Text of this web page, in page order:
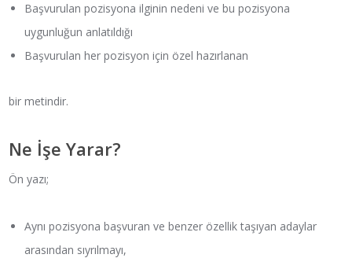
Başvurulan pozisyona ilginin nedeni ve bu pozisyona
uygunluğun anlatıldığı
Başvurulan her pozisyon için özel hazırlanan
bir metindir.
Ne İşe Yarar?
Ön yazı;
Aynı pozisyona başvuran ve benzer özellik taşıyan adaylar
arasından sıyrılmayı,